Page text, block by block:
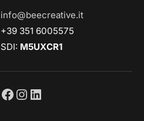
info@beecreative.it
+39 351 6005575
SDI: M5UXCR1